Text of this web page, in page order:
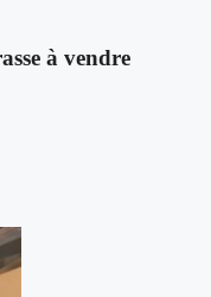
à vendre